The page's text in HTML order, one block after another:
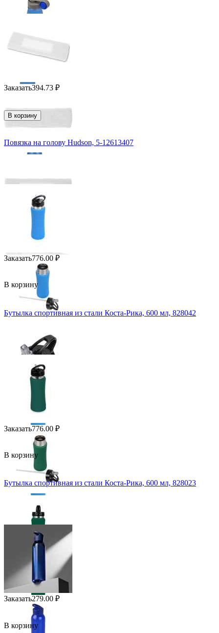
Заказать394.73 ₽
В корзину
Повязка на голову Hudson, 5-12613407
Заказать776.00 ₽
В корзину
Бутылка спортивная из стали Коста-Рика, 600 мл, 828042
Заказать776.00 ₽
В корзину
Бутылка спортивная из стали Коста-Рика, 600 мл, 828023
Заказать279.00 ₽
В корзину